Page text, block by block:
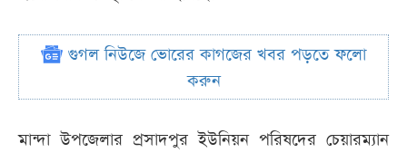
গুগল নিউজে ভোরের কাগজের খবর পড়তে ফলো
করুন
মান্দা উপজেলার প্রসাদপুর ইউনিয়ন পরিষদের চেয়ারম্যান